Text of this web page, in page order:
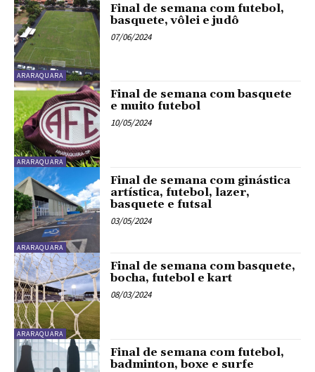
ARARAQUARA
Final de semana com futebol,
basquete, vôlei e judô
07/06/2024
ARARAQUARA
Final de semana com basquete
e muito futebol
10/05/2024
ARARAQUARA
Final de semana com ginástica
artística, futebol, lazer,
basquete e futsal
03/05/2024
ARARAQUARA
Final de semana com basquete,
bocha, futebol e kart
08/03/2024
Final de semana com futebol,
badminton, boxe e surfe